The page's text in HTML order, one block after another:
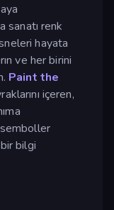
sanatı renk
hayata
ve her birini
Paint the
içeren,
bilgi